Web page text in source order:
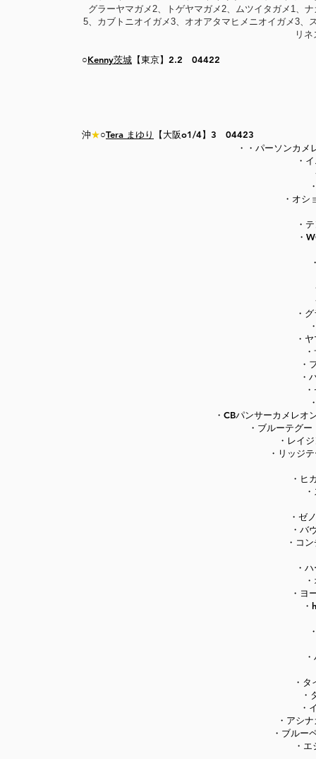
グラーヤマガメ2、トゲヤマガメ2、ムツイタガメ1、
5、カブトニオイガメ3、オオアタマヒメニオイガメ3、
リ
○Kenny茨城 【東京】2.2 04422
沖★○Tera まゆり 【大阪o1/4】3 04423
・・パーソンカ
・
・オ
・
・
・
・
・
・
・CBパンサーカメレ
・ブルーテグ
・レイ
・リッジ
・ヒ
・ゼ
・バ
・コ
・
・ヨ
・
・
・
・アシ
・ブルー
・